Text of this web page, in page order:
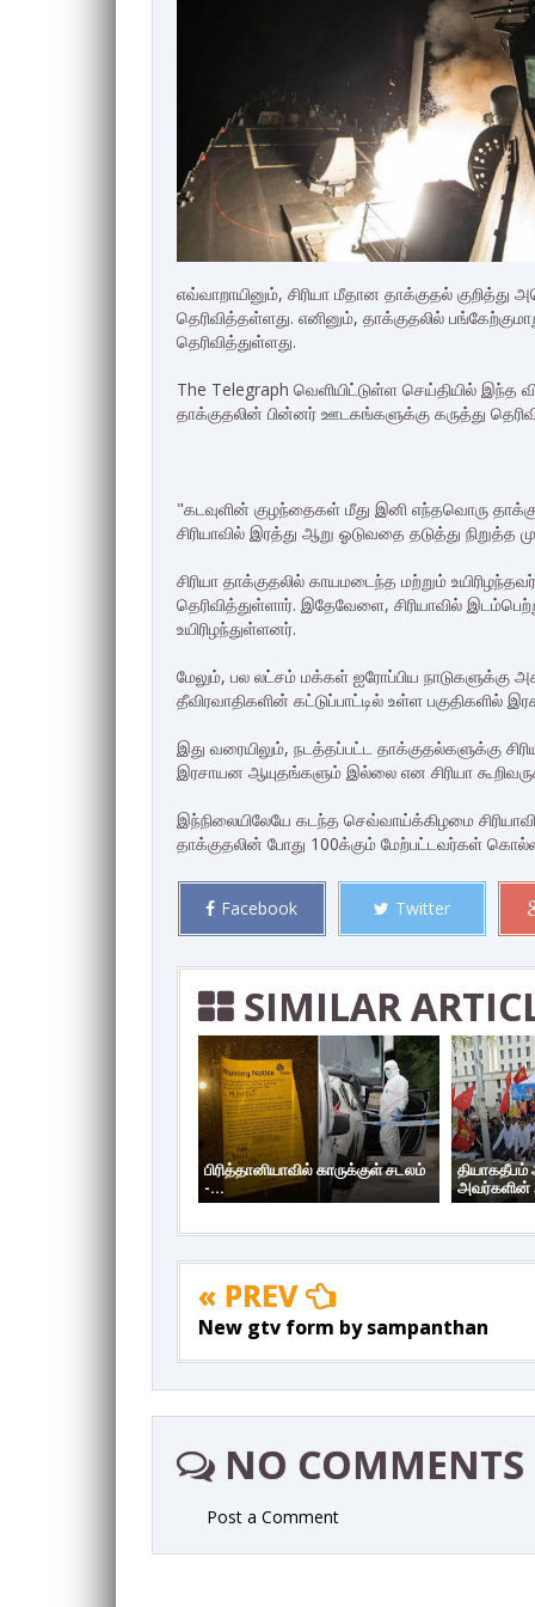
எவ்வாறாயினும், சிரியா மீதான தாக்குதல் குறித்து
தெரிவித்தள்ளது. எனினும், தாக்குதலில்
தெரிவித்துள்ளது.
The Telegraph வெளியிட்டுள்ள செய்தியில் இந்த
தாக்குதலின் பின்னர் ஊடகங்களுக்கு கருத்து
"கடவுளின் குழந்தைகள் மீது இனி எந்தவொரு
சிரியாவில் இரத்து ஆறு ஓடுவதை தடுத்து நிறுத்த
சிரியா தாக்குதலில் காயமடைந்த மற்றும்
தெரிவித்துள்ளார். இதேவேளை, சிரியாவில்
உயிரிழந்துள்ளனர்.
மேலும், பல லட்சம் மக்கள் ஐரோப்பிய நாடுகளுக்கு
தீவிரவாதிகளின் கட்டுப்பாட்டில் உள்ள பகுதிகளில்
இது வரையிலும், நடத்தப்பட்ட தாக்குதல்களுக்கு
இரசாயன ஆயுதங்களும் இல்லை என சிரியா
இந்நிலையிலேயே கடந்த செவ்வாய்க்கிழமை
தாக்குதலின் போது 100க்கும் மேற்பட்டவர்கள்
Facebook Twitter
SIMILAR
பிரித்தானியாவில் காருக்குள் சடலம்
-...
அவர்களின்
« PREV
New gtv form by sampanthan
NO COMMENTS
Post a Comment